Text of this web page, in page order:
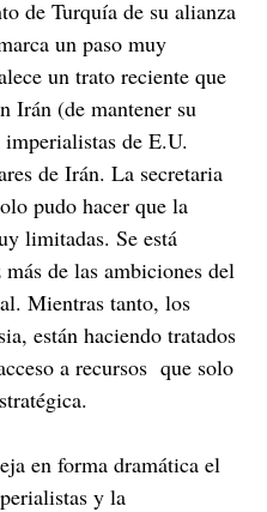
de Turquía de su alianza
un paso muy
un trato reciente que
Irán (de mantener su
de E.U.
de Irán. La secretaria
pudo hacer que la
limitadas. Se está
de las ambiciones del
Mientras tanto, los
están haciendo tratados
a recursos que solo
en forma dramática el
y la